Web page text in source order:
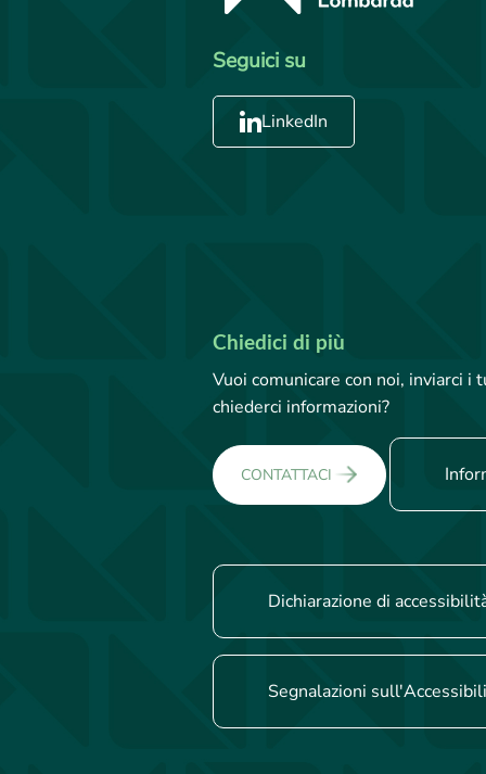
Seguici su
LinkedIn
Chiedici di più
Vuoi comunicare con noi, inviarci
chiederci informazioni?
CONTATTACI
Dichiarazione di
Segnalazioni